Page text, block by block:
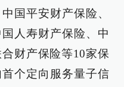
国平安财产保险、
人寿财产保险、中
财产保险等10家保
个定向服务量子信